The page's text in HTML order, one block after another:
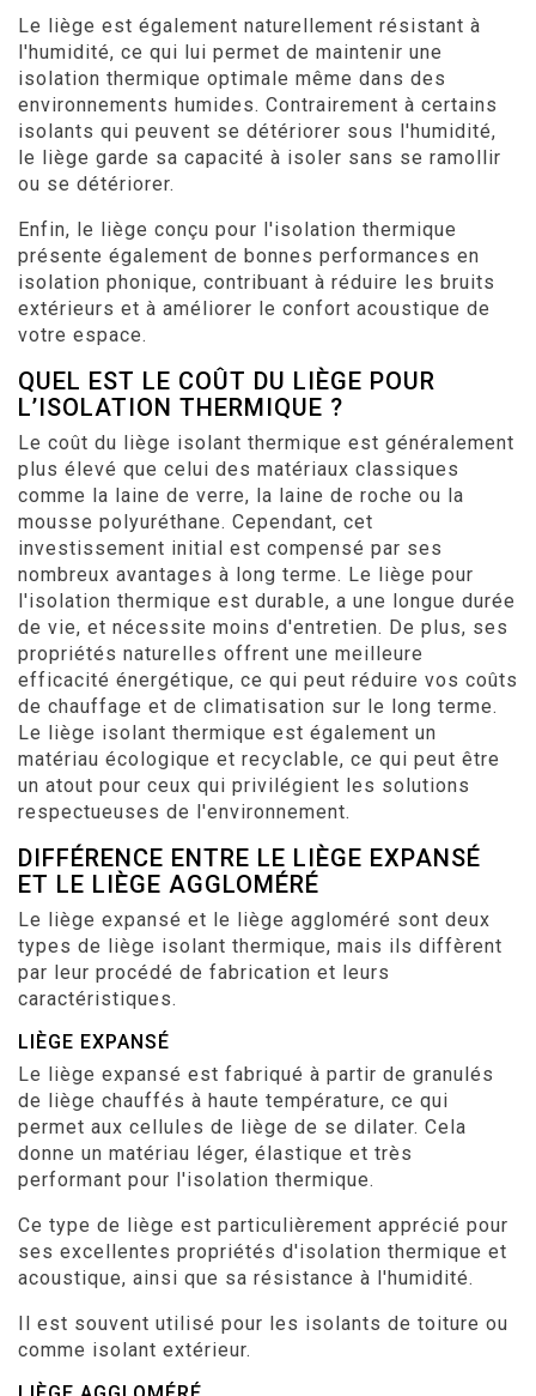
Le liège est également naturellement résistant à
l'humidité, ce qui lui permet de maintenir une
isolation thermique optimale même dans des
environnements humides. Contrairement à certains
isolants qui peuvent se détériorer sous l'humidité,
le liège garde sa capacité à isoler sans se ramollir
ou se détériorer.
Enfin, le liège conçu pour l'isolation thermique
présente également de bonnes performances en
isolation phonique, contribuant à réduire les bruits
extérieurs et à améliorer le confort acoustique de
votre espace.
QUEL EST LE COÛT DU LIÈGE POUR
L’ISOLATION THERMIQUE ?
Le coût du liège isolant thermique est généralement
plus élevé que celui des matériaux classiques
comme la laine de verre, la laine de roche ou la
mousse polyuréthane. Cependant, cet
investissement initial est compensé par ses
nombreux avantages à long terme. Le liège pour
l'isolation thermique est durable, a une longue durée
de vie, et nécessite moins d'entretien. De plus, ses
propriétés naturelles offrent une meilleure
efficacité énergétique, ce qui peut réduire vos coûts
de chauffage et de climatisation sur le long terme.
Le liège isolant thermique est également un
matériau écologique et recyclable, ce qui peut être
un atout pour ceux qui privilégient les solutions
respectueuses de l'environnement.
DIFFÉRENCE ENTRE LE LIÈGE EXPANSÉ
ET LE LIÈGE AGGLOMÉRÉ
Le liège expansé et le liège aggloméré sont deux
types de liège isolant thermique, mais ils diffèrent
par leur procédé de fabrication et leurs
caractéristiques.
LIÈGE EXPANSÉ
Le liège expansé est fabriqué à partir de granulés
de liège chauffés à haute température, ce qui
permet aux cellules de liège de se dilater. Cela
donne un matériau léger, élastique et très
performant pour l'isolation thermique.
Ce type de liège est particulièrement apprécié pour
ses excellentes propriétés d'isolation thermique et
acoustique, ainsi que sa résistance à l'humidité.
Il est souvent utilisé pour les isolants de toiture ou
comme isolant extérieur.